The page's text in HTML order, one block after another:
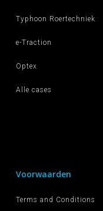
Typhoon Roertechniek
e-Traction
Optex
Alle cases
Voorwaarden
Terms and Conditions